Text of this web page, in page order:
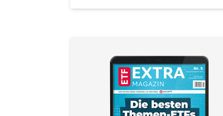
besten
Themen-